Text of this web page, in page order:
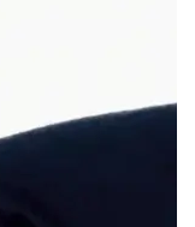
выступили